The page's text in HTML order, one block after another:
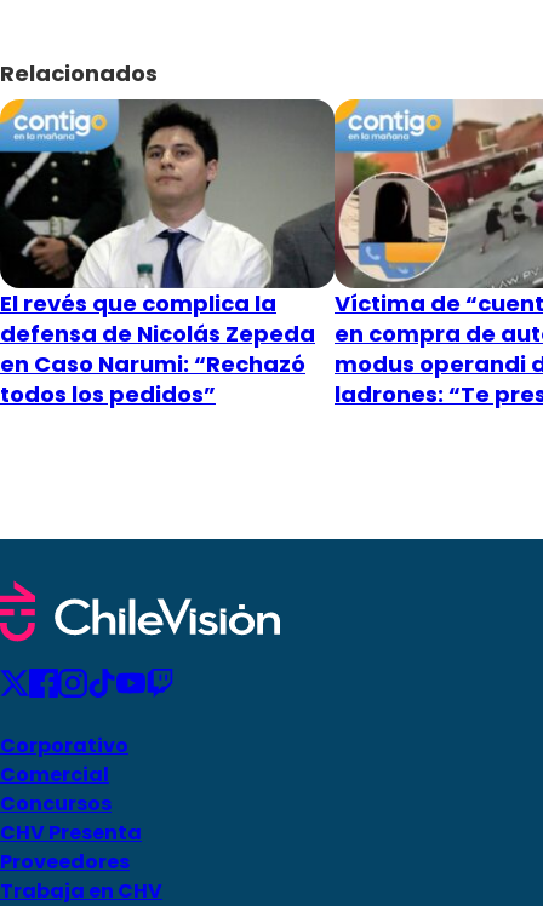
Relacionados
El revés que complica la
defensa de Nicolás Zepeda
en Caso Narumi: “Rechazó
todos los pedidos”
Víctima de
en compra de
modus operandi
ladrones: “Te
Corporativo
Comercial
Concursos
CHV Presenta
Proveedores
Trabaja en CHV